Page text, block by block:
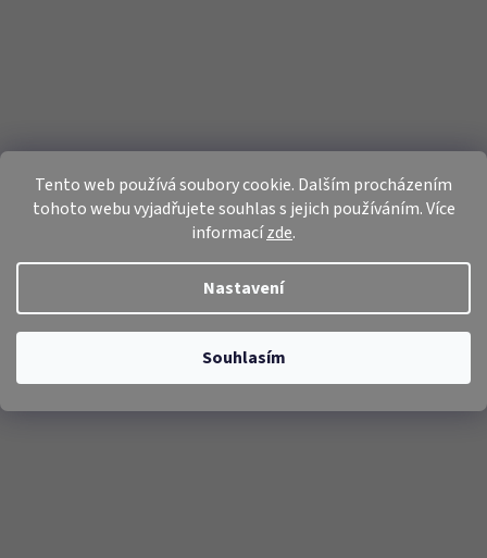
Tento web používá soubory cookie. Dalším procházením
tohoto webu vyjadřujete souhlas s jejich používáním. Více
informacízde.
Nastavení
Souhlasím